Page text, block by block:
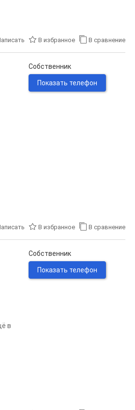
В избранное В сравнение
Собственник
Показать телефон
В избранное В сравнение
в
Собственник
Показать телефон